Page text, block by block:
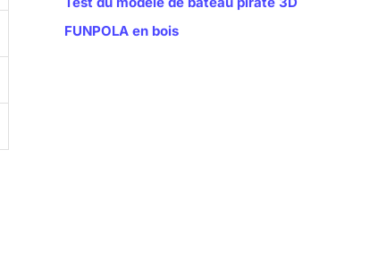
FUNPOLA en bois